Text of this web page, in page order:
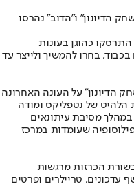
הדיונון" ו"הדוב" נהרסו
כהוגן בעונות
בחרו להמשיך ולייצר עד
הדיונון" על העונה האחרונה
הלהיט של נטפליקס ומודה
מסיבת עיתונאים
שעומדות במרכז
בשורת הכרזות מרגשות
עדכונים, טריילרים ופרטים